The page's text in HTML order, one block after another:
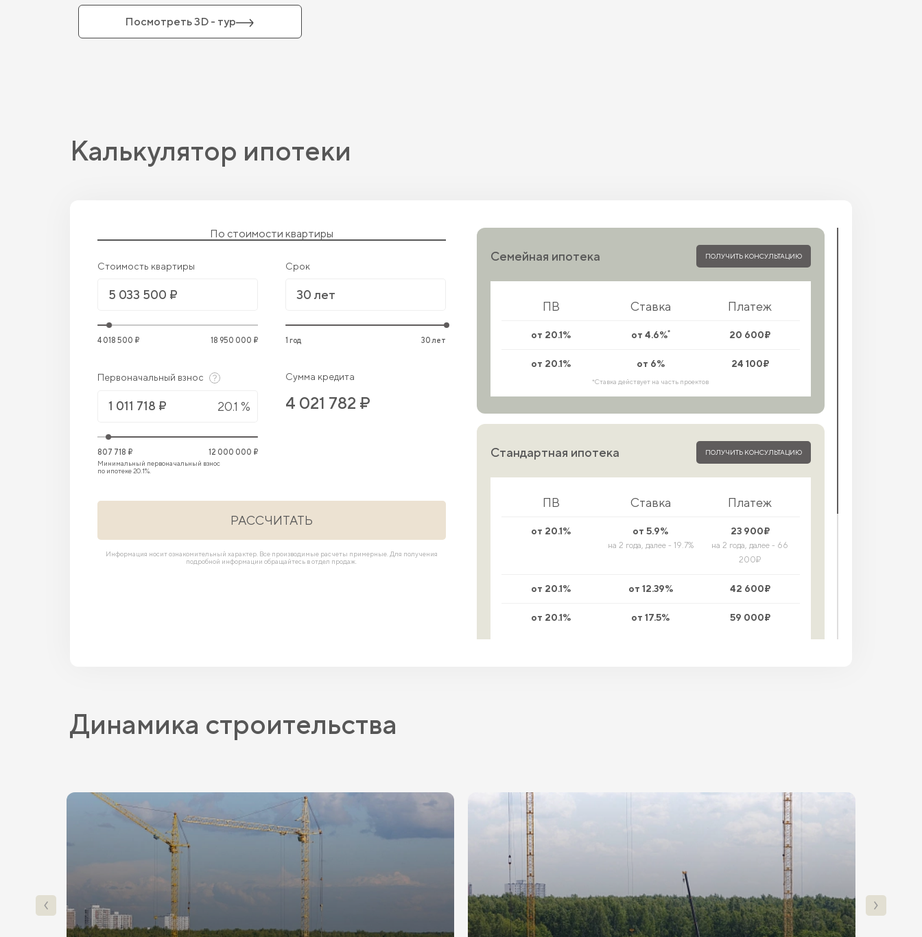
Посмотреть 3D - тур
Калькулятор ипотеки
По стоимости квартиры
Стоимость квартиры
4 018 500 ₽ 18 950 000 ₽
Срок
1 год 30 лет
Первоначальный взнос
20.1 %
807 718 ₽
12 000 000 ₽
Минимальный первоначальный взнос
по ипотеке 20.1%.
Сумма кредита
4 021 782 ₽
РАССЧИТАТЬ
Информация носит ознакомительный характер. Все производимые расчеты примерные. Для получения
подробной информации обращайтесь в отдел продаж.
Семейная ипотека ПОЛУЧИТЬ КОНСУЛЬТАЦИЮ
ПВ Ставка Платеж
от 20.1% от 4.6%* 20 600₽
от 20.1% от 6% 24 100₽
*Ставка действует на часть проектов
Стандартная ипотека ПОЛУЧИТЬ КОНСУЛЬТАЦИЮ
ПВ Ставка Платеж
от 20.1% от 5.9%
на 2 года, далее - 19.7%
23 900₽
на 2 года, далее - 66
200₽
от 20.1% от 12.39% 42 600₽
от 20.1% от 17.5% 59 000₽
Динамика строительства